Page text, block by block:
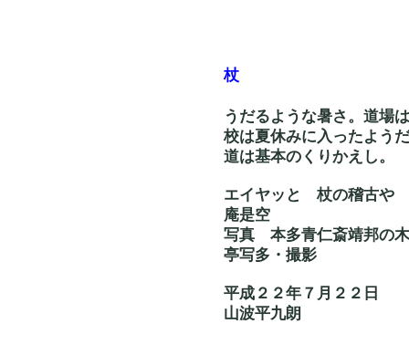
杖
うだるような暑さ。道場
校は夏休みに入ったよう
道は基本のくりかえし。
エイヤッと 杖
庵是空
写真 本多青仁斎
亭写多・撮影
平成２２年７月２２日
山波平九朗